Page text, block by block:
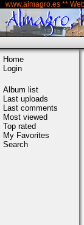
www.almagro.es **
Home
Login
Album list
Last uploads
Last comments
Most viewed
Top rated
My Favorites
Search